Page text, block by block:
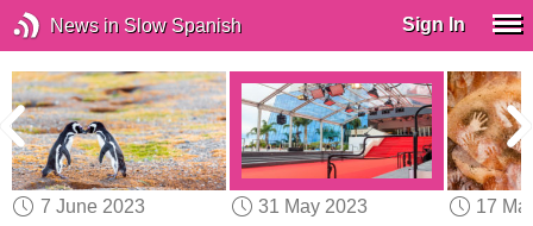
News in Slow Spanish Sign In
7 June 2023
31 May 2023
17